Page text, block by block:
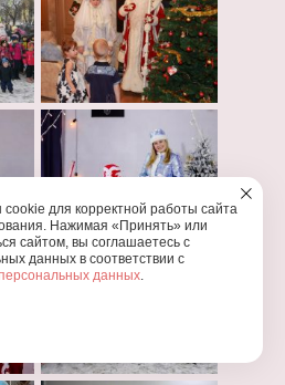
для корректной работы сайта
Нажимая «Принять» или
сайтом, вы соглашаетесь с
данных в соответствии с
данных.